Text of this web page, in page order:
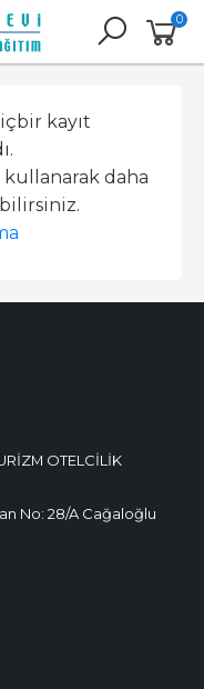
0
kayıt
kullanarak daha
OTELCİLİK
No: 28/A Cağaloğlu